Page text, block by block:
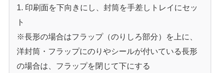
印刷面を下向きにし、封筒を手差しトレイにセッ
ト
※長形の場合はフラップ（のりしろ部分）を上に、
洋封筒・フラップにのりやシールが付いている長形
の場合は、フラップを閉じて下にする